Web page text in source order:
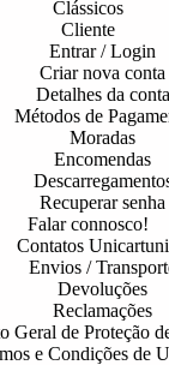
Clássicos
Cliente
Entrar / Login
Criar nova conta
Detalhes da conta
Métodos de
Moradas
Encomendas
Recuperar senha
Falar connosco!
Contatos
Envios /
Devoluções
Reclamações
Geral de Proteção
e Condições de